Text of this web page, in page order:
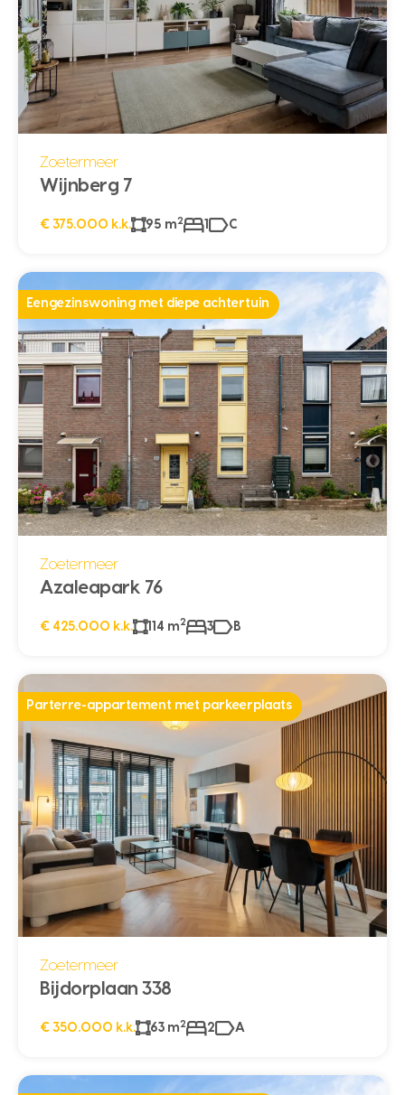
Zoetermeer
Wijnberg 7
€ 375.000 k.k. 95 m2 1 C
Eengezinswoning met diepe achtertuin
Zoetermeer
Azaleapark 76
€ 425.000 k.k. 114 m2 3 B
Parterre-appartement met parkeerplaats
Zoetermeer
Bijdorplaan 338
€ 350.000 k.k. 63 m2 2 A